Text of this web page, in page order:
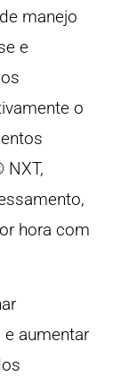
manejo
e
o
NXT,
hora com
aumentar